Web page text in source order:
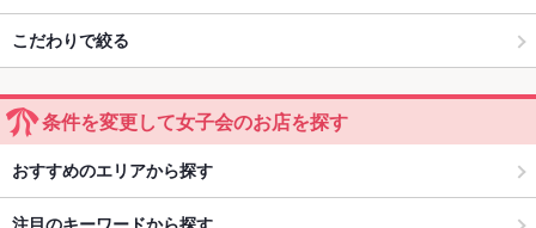
こだわりで絞る
条件を変更して女子会のお店を探す
おすすめのエリアから探す